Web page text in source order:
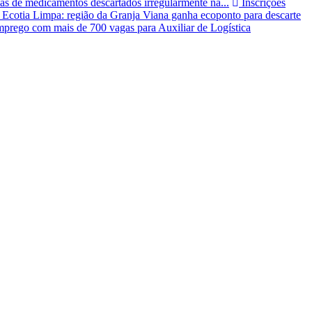
Ecotia Limpa: região da Granja Viana ganha ecoponto para descarte
com mais de 700 vagas para Auxiliar de Logística